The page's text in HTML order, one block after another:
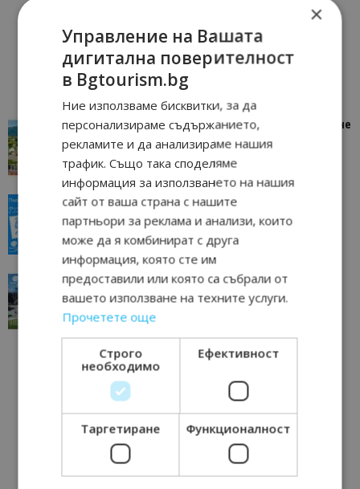
“Пощенска картичка от…”: Петрич – Изживяване
отвъд очакваното
Петрич 11/07/2026 11:22
“Пощенска картичка от…”: Пловдив, градът на
всички времена
Пловдив 23/06/2026 10:00
“Пощенска картичка от…”: Перник – град на
традициите, културата и вдъхновяващите...
Перник 17/06/2026 09:01
×
Управление на Вашата
дигитална поверителност
в Bgtourism.bg
Ние използваме бисквитки, за да
персонализираме съдържанието,
рекламите и да анализираме нашия
трафик. Също така споделяме
информация за използването на нашия
сайт от ваша страна с нашите
партньори за реклама и анализи, които
може да я комбинират с друга
информация, която сте им
предоставили или която са събрали от
вашето използване на техните услуги.
Прочетете още
Строго
необходимо
Ефективност
Таргетиране Функционалност